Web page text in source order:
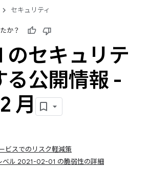
セキュリティ
か？
セキュリテ
る公開情報 -
月
ビスでのリスク軽減策
ベル 2021-02-01 の脆弱性の詳細